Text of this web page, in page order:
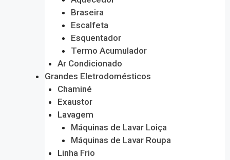
Braseira
Escalfeta
Esquentador
Termo Acumulador
Ar Condicionado
Grandes Eletrodomésticos
Chaminé
Exaustor
Lavagem
Máquinas de Lavar Loiça
Máquinas de Lavar Roupa
Linha Frio